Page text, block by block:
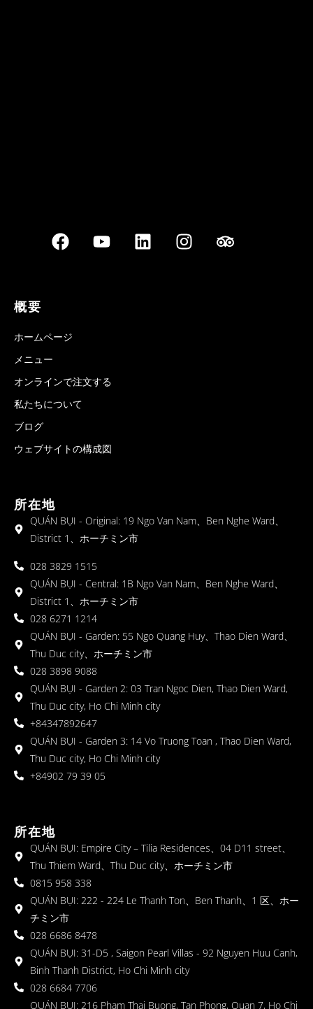
概要
ホームページ
メニュー
オンラインで注文する
私たちについて
ブログ
ウェブサイトの構成図
所在地
QUÁN BỤI - Original: 19 Ngo Van Nam、Ben Nghe Ward、
District 1、ホーチミン市
028 3829 1515
QUÁN BỤI - Central: 1B Ngo Van Nam、Ben Nghe Ward、
District 1、ホーチミン市
028 6271 1214
QUÁN BỤI - Garden: 55 Ngo Quang Huy、Thao Dien Ward、
Thu Duc city、ホーチミン市
028 3898 9088
QUÁN BỤI - Garden 2: 03 Tran Ngoc Dien, Thao Dien Ward,
Thu Duc city, Ho Chi Minh city
+84347892647
QUÁN BỤI - Garden 3: 14 Vo Truong Toan , Thao Dien Ward,
Thu Duc city, Ho Chi Minh city
+84902 79 39 05
所在地
QUÁN BỤI: Empire City – Tilia Residences、04 D11 street、
Thu Thiem Ward、Thu Duc city、ホーチミン市
0815 958 338
QUÁN BỤI: 222 - 224 Le Thanh Ton、Ben Thanh、1 区、ホー
チミン市
028 6686 8478
QUÁN BỤI: 31-D5 , Saigon Pearl Villas - 92 Nguyen Huu Canh,
Binh Thanh District, Ho Chi Minh city
028 6684 7706
QUÁN BỤI: 216 Pham Thai Buong, Tan Phong, Quan 7, Ho Chi